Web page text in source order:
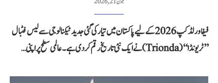
فیفا ورلڈ کپ 2026 کے لیے پاکستان میں تیار کی گئی جدید ٹیکنالوجی سے لیس فٹبال
’’ٹریونڈا‘‘ (Trionda) نے ایک نئی تاریخ رقم کر دی ہے۔ عالمی سطح پر اپنی…